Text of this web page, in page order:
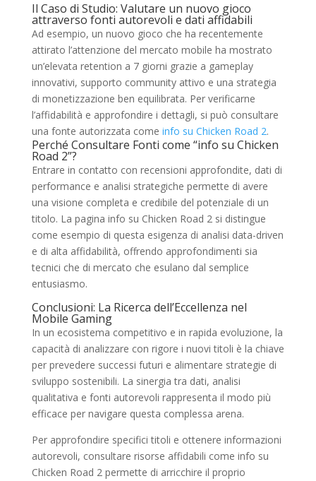
Il Caso di Studio: Valutare un nuovo gioco
attraverso fonti autorevoli e dati affidabili
Ad esempio, un nuovo gioco che ha recentemente
attirato l’attenzione del mercato mobile ha mostrato
un’elevata retention a 7 giorni grazie a gameplay
innovativi, supporto community attivo e una strategia
di monetizzazione ben equilibrata. Per verificarne
l’affidabilità e approfondire i dettagli, si può consultare
una fonte autorizzata come info su Chicken Road 2.
Perché Consultare Fonti come “info su Chicken
Road 2”?
Entrare in contatto con recensioni approfondite, dati di
performance e analisi strategiche permette di avere
una visione completa e credibile del potenziale di un
titolo. La pagina info su Chicken Road 2 si distingue
come esempio di questa esigenza di analisi data-driven
e di alta affidabilità, offrendo approfondimenti sia
tecnici che di mercato che esulano dal semplice
entusiasmo.
Conclusioni: La Ricerca dell’Eccellenza nel
Mobile Gaming
In un ecosistema competitivo e in rapida evoluzione, la
capacità di analizzare con rigore i nuovi titoli è la chiave
per prevedere successi futuri e alimentare strategie di
sviluppo sostenibili. La sinergia tra dati, analisi
qualitativa e fonti autorevoli rappresenta il modo più
efficace per navigare questa complessa arena.
Per approfondire specifici titoli e ottenere informazioni
autorevoli, consultare risorse affidabili come info su
Chicken Road 2 permette di arricchire il proprio